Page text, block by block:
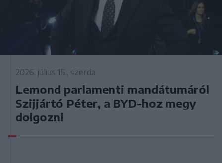
2026. július 15., szerda
Lemond parlamenti mandátumáról
Szijjártó Péter, a BYD-hoz megy
dolgozni